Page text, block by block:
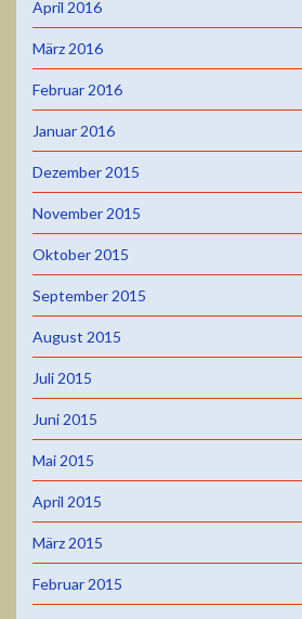
April 2016
März 2016
Februar 2016
Januar 2016
Dezember 2015
November 2015
Oktober 2015
September 2015
August 2015
Juli 2015
Juni 2015
Mai 2015
April 2015
März 2015
Februar 2015